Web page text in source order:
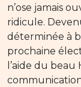
n’ose jamais
ridicule.
déterminée à
prochaine
l’aide du